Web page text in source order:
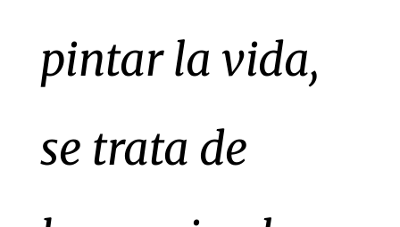
pintar la vida,
se trata de